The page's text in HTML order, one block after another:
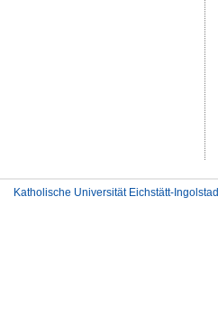
Katholische Universität Eichstätt-